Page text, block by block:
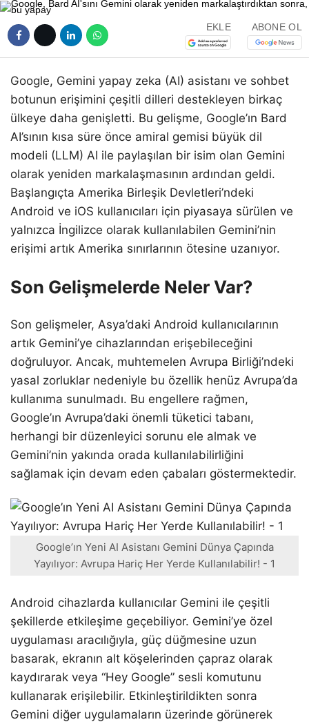
EKLE ABONE OL
Google, Gemini yapay zeka (AI) asistanı ve sohbet
botunun erişimini çeşitli dilleri destekleyen birkaç
ülkeye daha genişletti. Bu gelişme, Google’ın Bard
AI’sının kısa süre önce amiral gemisi büyük dil
modeli (LLM) AI ile paylaşılan bir isim olan Gemini
olarak yeniden markalaşmasının ardından geldi.
Başlangıçta Amerika Birleşik Devletleri’ndeki
Android ve iOS kullanıcıları için piyasaya sürülen ve
yalnızca İngilizce olarak kullanılabilen Gemini’nin
erişimi artık Amerika sınırlarının ötesine uzanıyor.
Son Gelişmelerde Neler Var?
Son gelişmeler, Asya’daki Android kullanıcılarının
artık Gemini’ye cihazlarından erişebileceğini
doğruluyor. Ancak, muhtemelen Avrupa Birliği’ndeki
yasal zorluklar nedeniyle bu özellik henüz Avrupa’da
kullanıma sunulmadı. Bu engellere rağmen,
Google’ın Avrupa’daki önemli tüketici tabanı,
herhangi bir düzenleyici sorunu ele almak ve
Gemini’nin yakında orada kullanılabilirliğini
sağlamak için devam eden çabaları göstermektedir.
Google’ın Yeni AI Asistanı Gemini Dünya Çapında
Yayılıyor: Avrupa Hariç Her Yerde Kullanılabilir! - 1
Android cihazlarda kullanıcılar Gemini ile çeşitli
şekillerde etkileşime geçebiliyor. Gemini’ye özel
uygulaması aracılığıyla, güç düğmesine uzun
basarak, ekranın alt köşelerinden çapraz olarak
kaydırarak veya “Hey Google” sesli komutunu
kullanarak erişilebilir. Etkinleştirildikten sonra
Gemini diğer uygulamaların üzerinde görünerek